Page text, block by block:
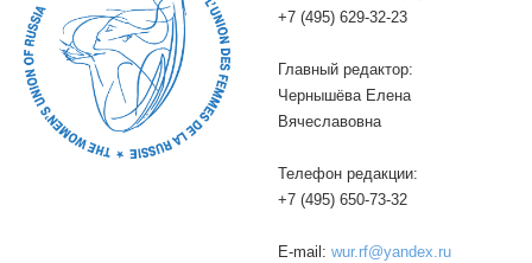
+7 (495) 629-32-23
Главный редактор:
Чернышёва Елена
Вячеславовна
Телефон редакции:
+7 (495) 650-73-32
E-mail: wur.rf@yandex.ru